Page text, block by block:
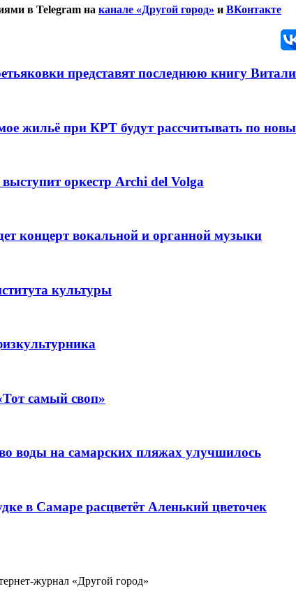
в Telegram на канале «Другой город» и ВКонтакте
представят последнюю книгу
жильё при КРТ будут рассчитывать по
оркестр Archi del Volga
концерт вокальной и органной музыки
культуры
самый своп»
воды на самарских пляжах улучшилось
в Самаре расцветёт Аленький цветочек
журнал «Другой город»